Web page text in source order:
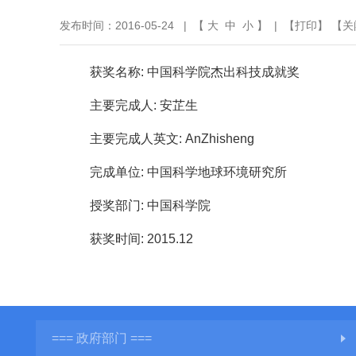
发布时间：2016-05-24 | 【 大 中 小 】 | 【打印】 【关
获奖名称: 中国科学院杰出科技成就奖
主要完成人 : 安芷生
主要完成人英文: AnZhisheng
完成单位: 中国科学地球环境研究所
授奖部门: 中国科学院
获奖时间: 2015.12
=== 政府部门 ===